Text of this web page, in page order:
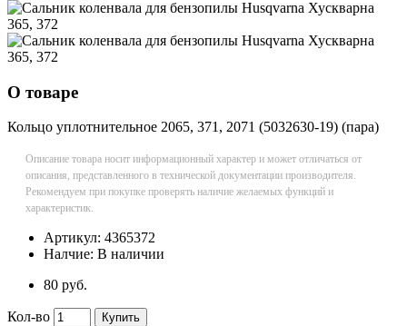
О товаре
Кольцо уплотнительное 2065, 371, 2071 (5032630-19) (пара)
Описание товара носит информационный характер и может отличаться от
описания, представленного в технической документации производителя.
Рекомендуем при покупке проверять наличие желаемых функций и
характеристик.
Артикул: 4365372
Налчие: В наличии
80 руб.
Кол-во Купить